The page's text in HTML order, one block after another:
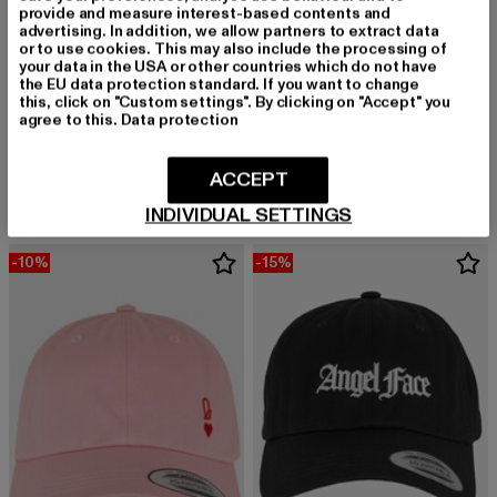
MISS TEE
Derzeitiger Preis: 14,99 EURAktionspreis: 19,99 EUR
17,99 EUR
Derzeitiger Preis: 17,99 EUR
-10% -15%
provide and measure interest-based contents and
advertising. In addition, we allow partners to extract data
or to use cookies. This may also include the processing of
your data in the USA or other countries which do not have
the EU data protection standard. If you want to change
this, click on "Custom settings". By clicking on "Accept" you
agree to this. Data protection
INDIVIDUAL SETTINGS
ACCEPT